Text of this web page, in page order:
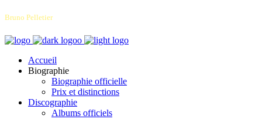
Bruno Pelletier
Accueil
Biographie
Biographie officielle
Prix et distinctions
Discographie
Albums officiels